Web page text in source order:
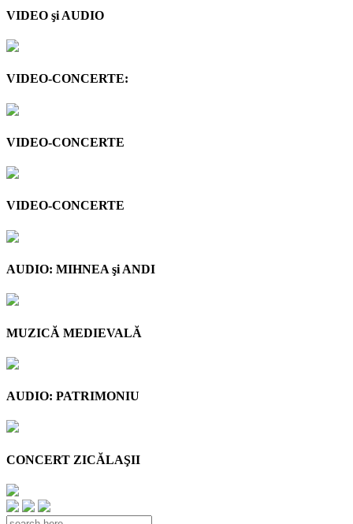
VIDEO şi AUDIO
VIDEO-CONCERTE:
VIDEO-CONCERTE
VIDEO-CONCERTE
AUDIO: MIHNEA şi ANDI
MUZICĂ MEDIEVALĂ
AUDIO: PATRIMONIU
CONCERT ZICĂLAŞII